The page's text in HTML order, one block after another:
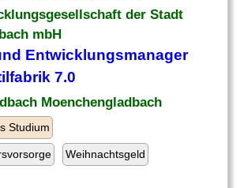
der Stadt
mbH
Entwicklungsmanager
7.0
Moenchengladbach
Studium
Weihnachtsgeld